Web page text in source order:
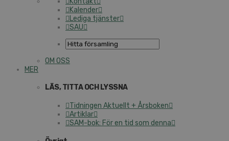
Kalender
Lediga tjänster
SAU
OM OSS
MER
LÄS, TITTA OCH LYSSNA
Tidningen Aktuellt + Årsboken
Artiklar
SAM-bok: För en tid som denna